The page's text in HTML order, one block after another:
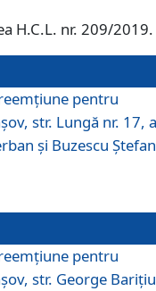
H.C.L. nr. 209/2019.
pentru
str. Lungă nr. 17,
și Buzescu
pentru
str. George